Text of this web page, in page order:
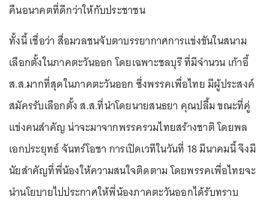
คืนอนาคตที่ดีกว่าให้กับประชาชน
ทั้งนี้ เชื่อว่า สื่อมวลชนจับตาบรรยากาศการแข่งขันในสนาม
เลือกตั้งในภาคตะวันออก โดยเฉพาะชลบุรี ที่มีจำนวน เก้าอี้
ส.ส.มากที่สุดในภาคตะวันออก ซึ่งพรรคเพื่อไทย มีผู้ประสงค์
สมัครรับเลือกตั้ง ส.ส.ที่นำโดยนายสนธยา คุณปลื้ม ขณะที่คู่
แข่งคนสำคัญ น่าจะมาจากพรรครวมไทยสร้างชาติ โดยพล
เอกประยุทธ์ จันทร์โอชา การเปิดเวทีในวันที่ 18 มีนาคมนี้ จึงมี
นัยสำคัญที่พี่น้องให้ความสนใจติดตาม โดยพรรคเพื่อไทยจะ
นำนโยบายไปประกาศให้พี่น้องภาคตะวันออกได้รับทราบ